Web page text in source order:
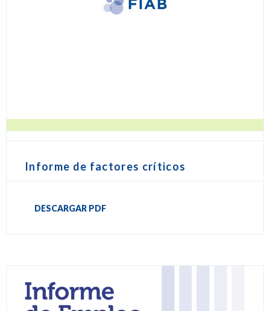
Informe de factores críticos
DESCARGAR PDF